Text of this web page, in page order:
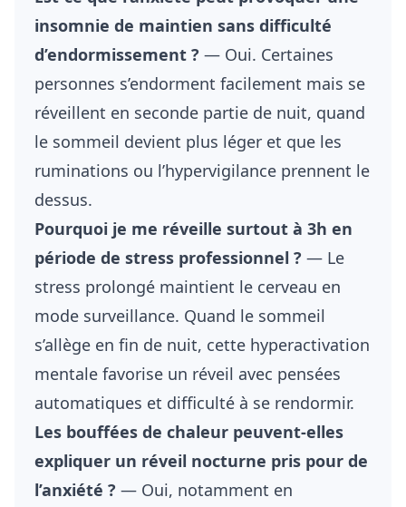
insomnie de maintien sans difficulté
d’endormissement ? — Oui. Certaines
personnes s’endorment facilement mais se
réveillent en seconde partie de nuit, quand
le sommeil devient plus léger et que les
ruminations ou l’hypervigilance prennent le
dessus.
Pourquoi je me réveille surtout à 3h en
période de stress professionnel ? — Le
stress prolongé maintient le cerveau en
mode surveillance. Quand le sommeil
s’allège en fin de nuit, cette hyperactivation
mentale favorise un réveil avec pensées
automatiques et difficulté à se rendormir.
Les bouffées de chaleur peuvent-elles
expliquer un réveil nocturne pris pour de
l’anxiété ? — Oui, notamment en